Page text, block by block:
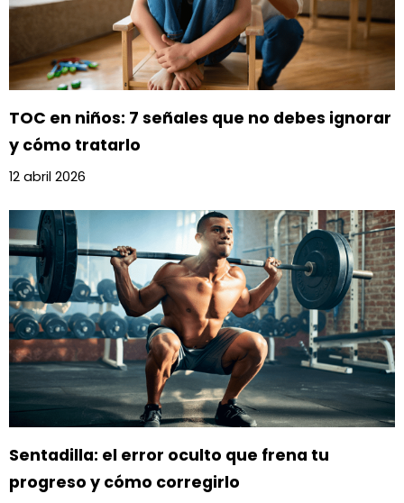
TOC en niños: 7 señales que no debes ignorar
y cómo tratarlo
12 abril 2026
Sentadilla: el error oculto que frena tu
progreso y cómo corregirlo